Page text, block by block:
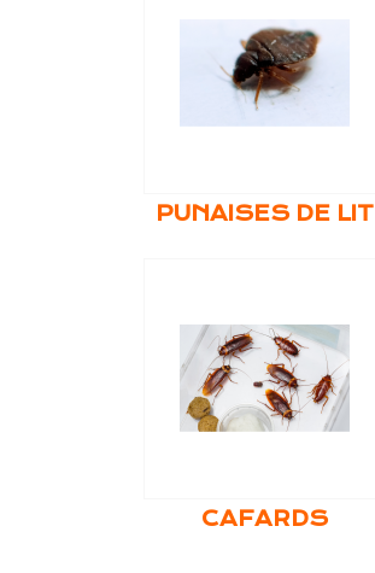
PUNAISES DE LIT
CAFARDS